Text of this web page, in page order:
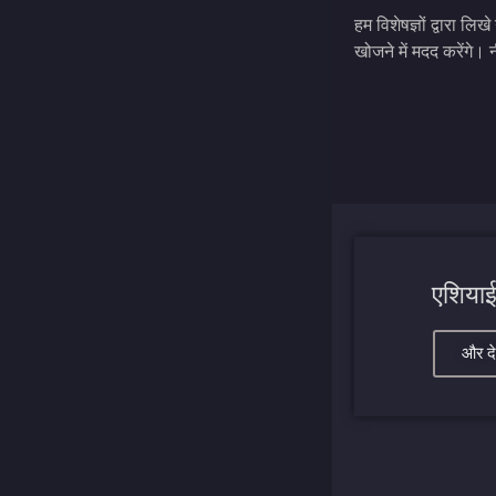
हम विशेषज्ञों द्वारा
खोजने में मदद करेंगे।
और